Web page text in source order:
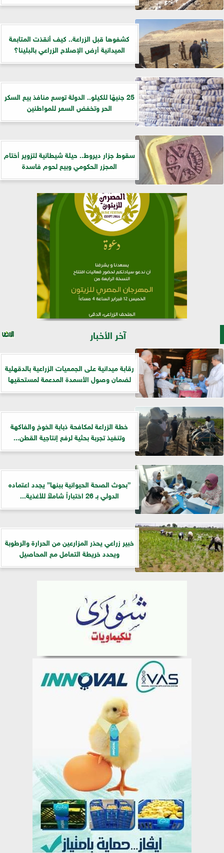
كشفوها قبل الزراعة.. كيف أنقذت المتابعة
الميدانية أرض الإصلاح الزراعي بالبلينا؟
25 جنيهًا للكيلو.. الدولة توسع منافذ بيع السكر
الحر وتخفض السعر للمواطنين
سقوط جزار ديروط.. حيلة شيطانية لتزوير أختام
المجزر الحكومي وبيع لحوم فاسدة
آخر الأخبار
رقابة ميدانية على الجمعيات الزراعية بالدقهلية
لضمان وصول الأسمدة المدعمة لمستحقيها
خطة الزراعة لمكافحة ذبابة الخوخ والفاكهة
وتنفيذ تجربة بحثية لرفع إنتاجية القطن...
”بحوث الصحة الحيوانية ببنها” يجدد اعتماده
الدولي بـ 26 اختباراً شاملاً للأغذية...
خبير زراعي يحذر المزارعين من الحرارة والرطوبة
ويحدد خريطة التعامل مع المحاصيل